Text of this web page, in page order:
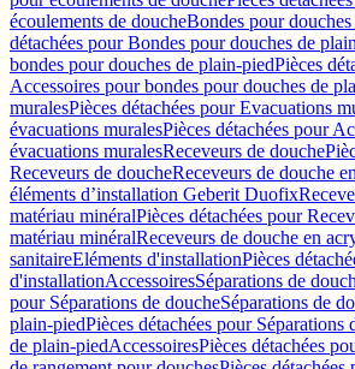
écoulements de doucheBondes pour
détachées pour Bondes pour douches de
bondes pour douches de plain-piedPièces
Accessoires pour bondes pour douches de
muralesPièces détachées pour Evacuations
évacuations muralesPièces détachées pour
évacuations muralesReceveurs de douche
Receveurs de doucheReceveurs de douche
éléments d’installation Geberit Duofix
matériau minéralPièces détachées pour
matériau minéralReceveurs de douche en
sanitaireEléments d'installationPièces
d'installationAccessoiresSéparations de
pour Séparations de doucheSéparations de
plain-piedPièces détachées pour
de plain-piedAccessoiresPièces détachées